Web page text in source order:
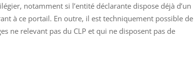
notamment si l’entité déclarante dispose déjà d’un
à ce portail. En outre, il est techniquement possible de
ne relevant pas du CLP et qui ne disposent pas de